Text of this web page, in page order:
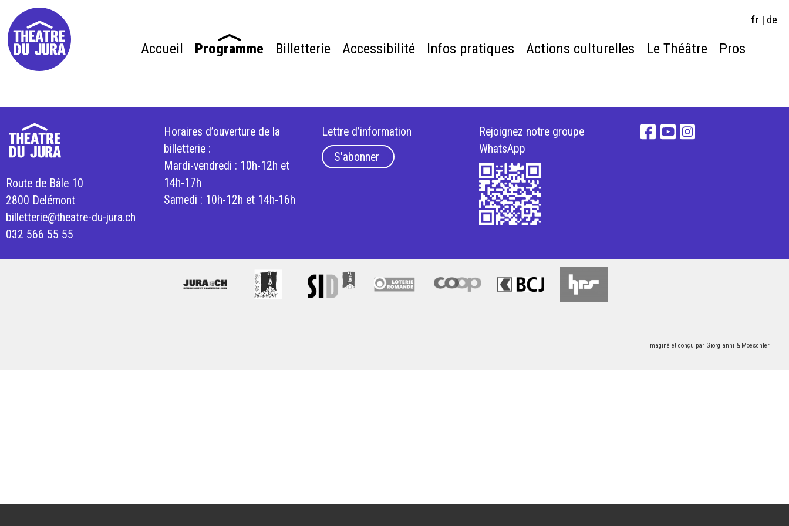
fr | de
Accueil Programme Billetterie Accessibilité Infos pratiques Actions culturelles Le Théâtre Pros
Route de Bâle 10
2800 Delémont
billetterie@theatre-du-jura.ch
032 566 55 55
Horaires d’ouverture de la
billetterie :
Mardi-vendredi : 10h-12h et
14h-17h
Samedi : 10h-12h et 14h-16h
Lettre d’information
S'abonner
Rejoignez notre groupe
WhatsApp
Imaginé et conçu par Giorgianni & Moeschler